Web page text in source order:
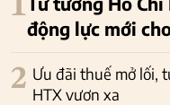
1
động lực mới
2 Ưu đãi thuế mở lối,
HTX vươn xa